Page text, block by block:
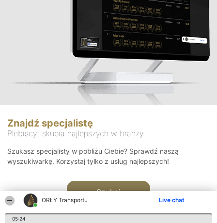
ORŁY Transportu Live chat
05:24
Znajdź specjalistę
Plebiscyt skupia najlepszych w branży
Szukasz specjalisty w pobliżu Ciebie? Sprawdź naszą
wyszukiwarkę. Korzystaj tylko z usług najlepszych!
Szukaj